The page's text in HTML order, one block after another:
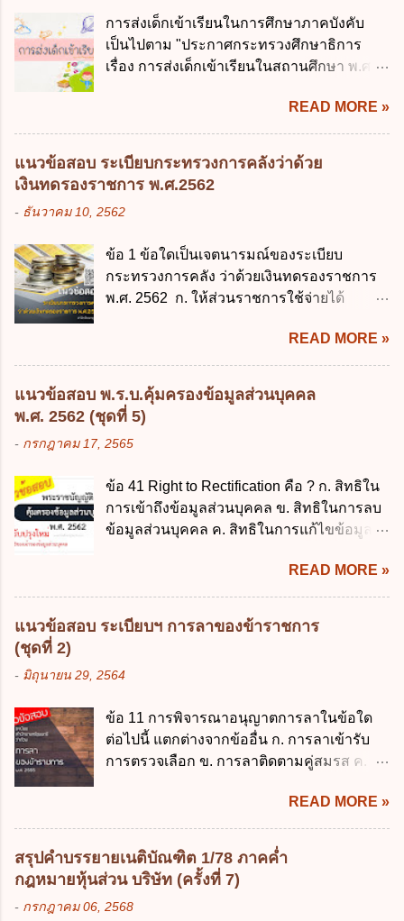
รับผิดชอบในการบริหารจัดการข้อมูลของ
หน่วยงานของรัฐ ง. กำหนดกรอบและทิศทาง
การบริหารงานภาครัฐและการจัดทำบริการ
พัฒนารัฐบาลดิจิทัลโดยตำแหน่ง ม...
ด้านความบันเทิงและนันทนาการ ง. ถูกทุกข้อ
ข้อ 3 โดยหลัก ทั่วไป พระราชบัญญัติคุ้มครอง
ข้อมูลส่วนบุคคล พ.ศ. 2562 ใช้บังคับตั้งแต่วัน
2562 ค. 28 พฤษภาคม 2562 ง. 29
พฤษภาคม 2562 ข้อ 4 "บุคคลหรือนิติบุคคล
ซึ่งมีอำนาจหน้าที่ตัดสินใจเกี่ยวกับการเก็บ
รวบรวม ใช้ หรือเปิดเผยข้อมูลส่วนบุคคล" คือ
พนักงานเจ้าหน้าที่ ง. ไม่มีข้อใดถูกต้อง ข้อ 5 ผู้
มีอำนาจแต่งตั้งพนักงานเจ้าหน้าที่ตามพระ
ราชบัญญัติคุ้มครองข้อมูลส่วนบุคคล พ.ศ.
การส่งเด็กเข้าเรียนในการศึกษาภาคบังคับ
เป็นไปตาม "ประกาศกระทรวงศึกษาธิการ
เรื่อง การส่งเด็กเข้าเรียนในสถานศึกษา พ.ศ.
เรื่อง หลักเกณฑ์และวิธีการปฏิบัติสำหรับผู้ที่
มิใช่ผู้ปกครองซึ่งมีเด็กที่มีอายุในเกณฑ์การ
ศึกษาภาคบังคับอาศัยอยู่" ออกตามความใน
มีสาระสำคัญดังนี้ 1. คำว่า "เด็ก" หมายถึง เด็ก
เว้นแต่เด็กที่สอบได้ชั้นปีที่ 9 ของการศึกษา
ภาคบังคับแล้ว 2. ผู้ปกครอง คือ 2.1 บิดา
มารดา 2.2 บิดาหรือมารดา ซึ่งเป็นผู้ใช้
กฎหมายแพ่งและพาณิชย์ 2.4 บุคคลที่เด็ก
อยู่ด้วยเป็นประจำหรือที่เด็กอยู่รับใช้การงาน
3. ผู้ปกครองดังกล่าว มีหน้าที่ ส่งเด็กเข้าเรียน
ในสถานศึกษาในวันแรกของการเปิดเรียนภาค
การเปิดเรียนภาคต้น ถ้าสถานศึกษายังมิไ...
READ MORE »
แนวข้อสอบ ระเบียบกระทรวงการคลังว่าด้วย
เงินทดรองราชการ พ.ศ.2562
- ธันวาคม 10, 2562
ข้อ 1 ข้อใดเป็นเจตนารมณ์ของระเบียบ
กระทรวงการคลัง ว่าด้วยเงินทดรองราชการ
พ.ศ. 2562 ก. ให้ส่วนราชการใช้จ่ายได้
ส่วนราชการมีเงินทดรองราชการเพื่อรองจ่าย
ตามข้อผูกพันในการกู้เงินจากต่างประเทศ ค.
รองรับการปฏิบัติงานด้านการเงินการคลังตาม
นโยบาย New GFMIS Thai ง. สนับสนุนการให้
ความช่วยเหลือในกรณีจำเป็นเร่งด่วนที่ไม่
สามารถรอการเบิกเงินจากงบประมาณได้ ข้อ
ราชการ พ.ศ. 2562 ออกโดยอาศัยกฎหมาย
แม่บทใด ก. พระราชบัญญัติวิธีการงบ
ประมาณ พ.ศ. 2561 ข. พระราชบัญญัติวินัย
บัญญัติเงินคงคลัง พ.ศ. 2491 ง. ระเบียบ
กระทรวงการคลัง ว่าด้วยการเบิกเงินจากคลัง
การรับเงิน การจ่ายเงิน การเก็บรักษาเงิน และ
สำรองจ่ายได้แห่งละไม่เกินเท่าใร ก. 100,000
บาท ข. 50,000 บาท ค. 30,000 บาท ง. 10,000
บาท ข้อ 4 ดอกเบี้ยที่เกิดจากการนำเงินทดรอง
READ MORE »
แนวข้อสอบ พ.ร.บ.คุ้มครองข้อมูลส่วนบุคคล
พ.ศ. 2562 (ชุดที่ 5)
- กรกฎาคม 17, 2565
ข้อ 41 Right to Rectification คือ ? ก. สิทธิใน
การเข้าถึงข้อมูลส่วนบุคคล ข. สิทธิในการลบ
ข้อมูลส่วนบุคคล ค. สิทธิในการแก้ไขข้อมูล
การประมวลผลข้อมูลส่วนบุคคล ข้อ 42 ผู้
ควบคุมข้อมูลส่วนบุคคลต้องแก้ไขข้อมูลส่วน
บุคคลตามหลักการข้อใด ก. ถูกต้อง เป็น
กฎหมายคุ้มครองข้อมูลส่วนบุคคล ในกรณีผู้
ข้อมูลส่วนบุคคลให้ถูกต้อง ก. ร้องทุกข์ ข. ร้อง
เรียน ค. อุทธรณ์ ง. ฟ้องร้อง ข้อ 44 หลักการ
สำคัญของสิทธิในการลบข้อมูลส่วนบุคคล คือ
ลบข้อมูลส่วนบุคคล ข. ขอให้ทำลายข้อมูล
ส่วนบุคคล ค. ทำให้ข้อมูลส่วนบุคคลไม่
สามารถระบุถึงตนได้ ง. ถูกทุกข้อ ข้อ 45
เงื่อนไข ในการใช้สิทธิลบข้อมูลส่วนบุคคล ข้อ
READ MORE »
แนวข้อสอบ ระเบียบฯ การลาของข้าราชการ
(ชุดที่ 2)
- มิถุนายน 29, 2564
ข้อ 11 การพิจารณาอนุญาตการลาในข้อใด
ต่อไปนี้ แตกต่างจากข้ออื่น ก. การลาเข้ารับ
การตรวจเลือก ข. การลาติดตามคู่สมรส ค.
ปฏิบัติการวิจัย หรือดูงาน ข้อ 12 ข้อใด ไม่ ถูก
ต้องเกี่ยวกับการลาไปช่วยเหลือภริยาที่คลอด
บุตร ก. ต้องเป็นภริยาโดยชอบด้วยกฎหมาย ข.
ลาได้เพียงครั้งเดียว ค. ต้องลาภายใน 90 วัน
นับแต่วันที่คลอดบุตร ง. ลาได้ครั้งหนึ่งติดต่อ
กันไม่เกิน 15 วันทำการ ข้อ 13 สิทธิลากิจส่วน
READ MORE »
สรุปคำบรรยายเนติบัณฑิต 1/78 ภาคค่ำ
กฎหมายหุ้นส่วน บริษัท (ครั้งที่ 7)
- กรกฎาคม 06, 2568